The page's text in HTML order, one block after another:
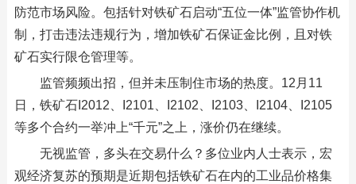
防范市场风险。包括针对铁矿石启动“五位一体”监管协作机
制，打击违法违规行为，增加铁矿石保证金比例，且对铁
矿石实行限仓管理等。
监管频频出招，但并未压制住市场的热度。12月11
日，铁矿石I2012、I2101、I2102、I2103、I2104、I2105
等多个合约一举冲上“千元”之上，涨价仍在继续。
无视监管，多头在交易什么？多位业内人士表示，宏
观经济复苏的预期是近期包括铁矿石在内的工业品价格集